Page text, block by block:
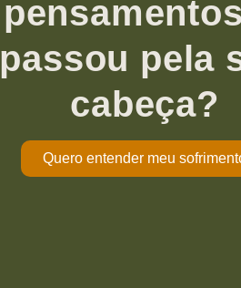
passou pela
cabeça?
Quero entender meu